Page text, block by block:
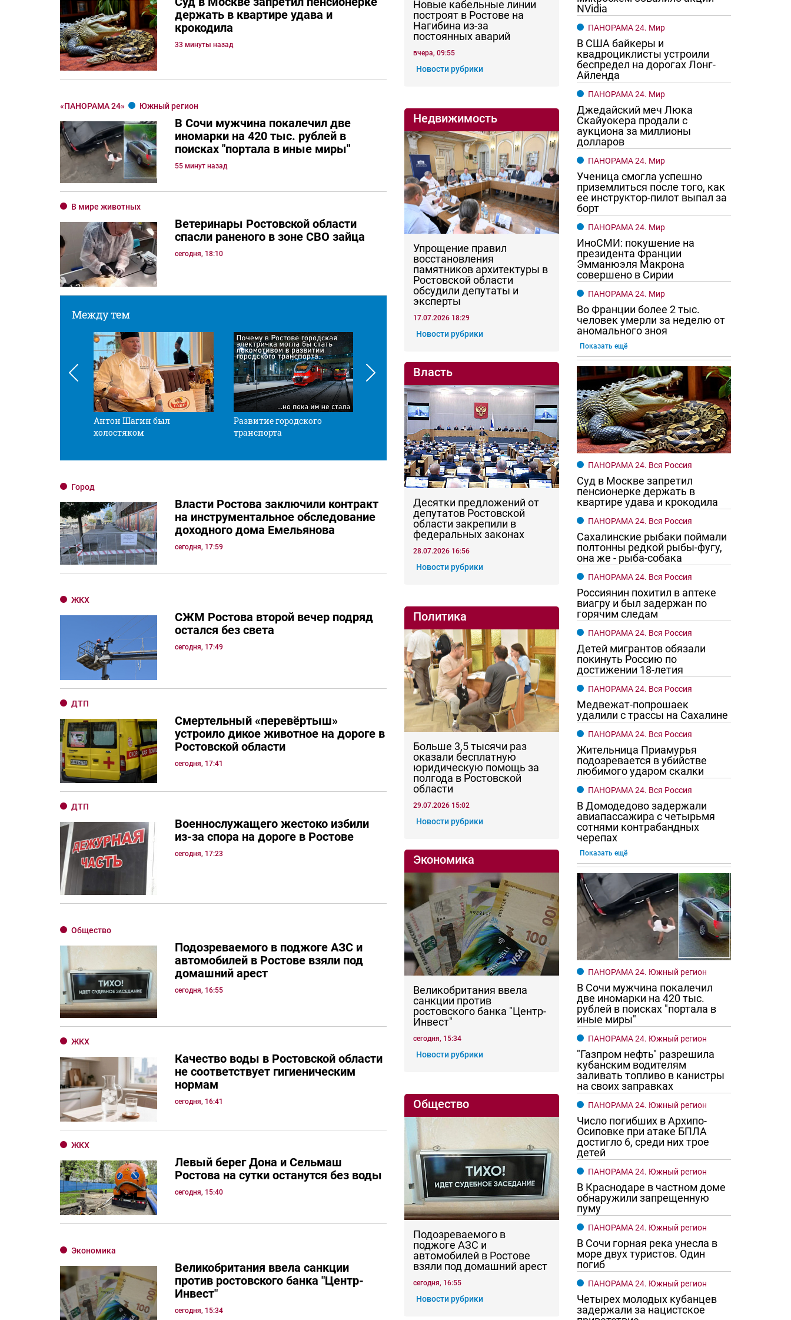
держать в квартире удава и
крокодила
33 минуты назад
«ПАНОРАМА 24» Южный регион
В Сочи мужчина покалечил две
иномарки на 420 тыс. рублей в
поисках "портала в иные миры"
55 минут назад
В мире животных
Ветеринары Ростовской области
спасли раненого в зоне СВО зайца
сегодня, 18:10
Между тем
Антон Шагин был
холостяком
Развитие городского
транспорта
Красной нитью Чего хотят женщины? Ростовчане смотрите в оба
Город
Власти Ростова заключили контракт
на инструментальное обследование
доходного дома Емельянова
сегодня, 17:59
ЖКХ
СЖМ Ростова второй вечер подряд
остался без света
сегодня, 17:49
ДТП
Смертельный «перевёртыш»
устроило дикое животное на дороге в
Ростовской области
сегодня, 17:41
ДТП
Военнослужащего жестоко избили
из-за спора на дороге в Ростове
сегодня, 17:23
Общество
Подозреваемого в поджоге АЗС и
автомобилей в Ростове взяли под
домашний арест
сегодня, 16:55
ЖКХ
Качество воды в Ростовской области
не соответствует гигиеническим
нормам
сегодня, 16:41
ЖКХ
Левый берег Дона и Сельмаш
Ростова на сутки останутся без воды
сегодня, 15:40
Экономика
Великобритания ввела санкции
против ростовского банка "Центр-
Инвест"
сегодня, 15:34
Новые кабельные линии
построят в Ростове на
Нагибина из-за
постоянных аварий
вчера, 09:55
Новости рубрики
Недвижимость
Упрощение правил
восстановления
памятников архитектуры в
Ростовской области
обсудили депутаты и
эксперты
17.07.2026 18:29
Новости рубрики
Власть
Десятки предложений от
депутатов Ростовской
области закрепили в
федеральных законах
28.07.2026 16:56
Новости рубрики
Политика
Больше 3,5 тысячи раз
оказали бесплатную
юридическую помощь за
полгода в Ростовской
области
29.07.2026 15:02
Новости рубрики
Экономика
Великобритания ввела
санкции против
ростовского банка "Центр-
Инвест"
сегодня, 15:34
Новости рубрики
Общество
Подозреваемого в
поджоге АЗС и
автомобилей в Ростове
взяли под домашний арест
сегодня, 16:55
Новости рубрики
NVidia
ПАНОРАМА 24. Мир
В США байкеры и
квадроциклисты устроили
беспредел на дорогах Лонг-
Айленда
ПАНОРАМА 24. Мир
Джедайский меч Люка
Скайуокера продали с
аукциона за миллионы
долларов
ПАНОРАМА 24. Мир
Ученица смогла успешно
приземлиться после того, как
ее инструктор-пилот выпал за
борт
ПАНОРАМА 24. Мир
ИноСМИ: покушение на
президента Франции
Эмманюэля Макрона
совершено в Сирии
ПАНОРАМА 24. Мир
Во Франции более 2 тыс.
человек умерли за неделю от
аномального зноя
Показать ещё
ПАНОРАМА 24. Вся Россия
Суд в Москве запретил
пенсионерке держать в
квартире удава и крокодила
ПАНОРАМА 24. Вся Россия
Сахалинские рыбаки поймали
полтонны редкой рыбы-фугу,
она же - рыба-собака
ПАНОРАМА 24. Вся Россия
Россиянин похитил в аптеке
виагру и был задержан по
горячим следам
ПАНОРАМА 24. Вся Россия
Детей мигрантов обязали
покинуть Россию по
достижении 18-летия
ПАНОРАМА 24. Вся Россия
Медвежат-попрошаек
удалили с трассы на Сахалине
ПАНОРАМА 24. Вся Россия
Жительница Приамурья
подозревается в убийстве
любимого ударом скалки
ПАНОРАМА 24. Вся Россия
В Домодедово задержали
авиапассажира с четырьмя
сотнями контрабандных
черепах
Показать ещё
ПАНОРАМА 24. Южный регион
В Сочи мужчина покалечил
две иномарки на 420 тыс.
рублей в поисках "портала в
иные миры"
ПАНОРАМА 24. Южный регион
"Газпром нефть" разрешила
кубанским водителям
заливать топливо в канистры
на своих заправках
ПАНОРАМА 24. Южный регион
Число погибших в Архипо-
Осиповке при атаке БПЛА
достигло 6, среди них трое
детей
ПАНОРАМА 24. Южный регион
В Краснодаре в частном доме
обнаружили запрещенную
пуму
ПАНОРАМА 24. Южный регион
В Сочи горная река унесла в
море двух туристов. Один
погиб
ПАНОРАМА 24. Южный регион
Четырех молодых кубанцев
задержали за нацистское